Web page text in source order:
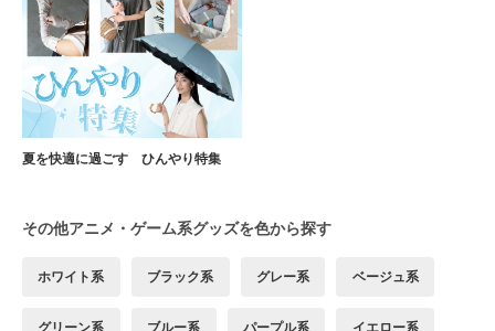
夏を快適に過ごす ひんやり特集
その他アニメ・ゲーム系グッズを色から探す
ホワイト系 ブラック系 グレー系 ベージュ系
グリーン系 ブルー系 パープル系 イエロー系